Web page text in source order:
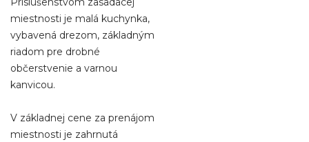
miestnosti je malá kuchynka,
vybavená drezom, základným
riadom pre drobné
občerstvenie a varnou
kanvicou.
V základnej cene za prenájom
miestnosti je zahrnutá